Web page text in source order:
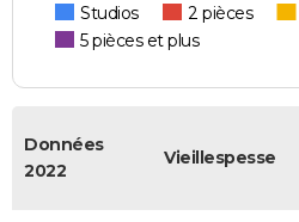
Studios 2 pièces
5 pièces et plus
Données
2022
Vieillespesse